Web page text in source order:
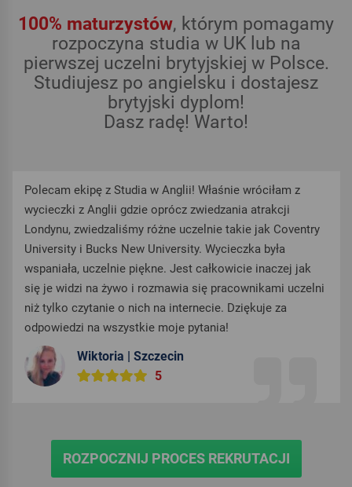
100% maturzystów, którym pomagamy
rozpoczyna studia w UK lub na
pierwszej uczelni brytyjskiej w Polsce.
Studiujesz po angielsku i dostajesz
brytyjski dyplom!
Dasz radę! Warto!
ekipę z Studia w Anglii! Właśnie wróciłam z
z Anglii gdzie oprócz zwiedzania atrakcji
zwiedzaliśmy różne uczelnie takie jak Coventry
i Bucks New University. Wycieczka była
uczelnie piękne. Jest całkowicie inaczej jak
je widzi na żywo i rozmawia się pracownikami uczelni
tylko czytanie o nich na internecie. Dziękuje za
na wszystkie moje pytania!
Wiktoria | Szczecin
5
ROZPOCZNIJ PROCES REKRUTACJI